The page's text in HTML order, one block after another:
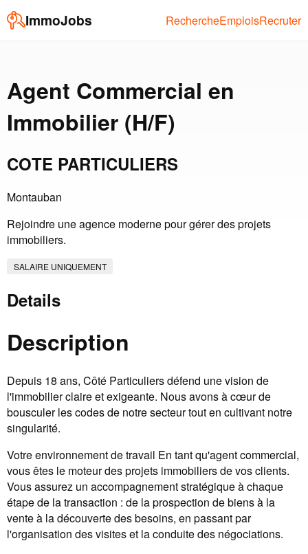
ImmoJobs RechercheEmploisRecruter
Agent Commercial en
Immobilier (H/F)
COTE PARTICULIERS
Montauban
Rejoindre une agence moderne pour gérer des projets
immobiliers.
SALAIRE UNIQUEMENT
Details
Description
Depuis 18 ans, Côté Particuliers défend une vision de
l'immobilier claire et exigeante. Nous avons à cœur de
bousculer les codes de notre secteur tout en cultivant notre
singularité.
Votre environnement de travail En tant qu'agent commercial,
vous êtes le moteur des projets immobiliers de vos clients.
Vous assurez un accompagnement stratégique à chaque
étape de la transaction : de la prospection de biens à la
vente à la découverte des besoins, en passant par
l'organisation des visites et la conduite des négociations.